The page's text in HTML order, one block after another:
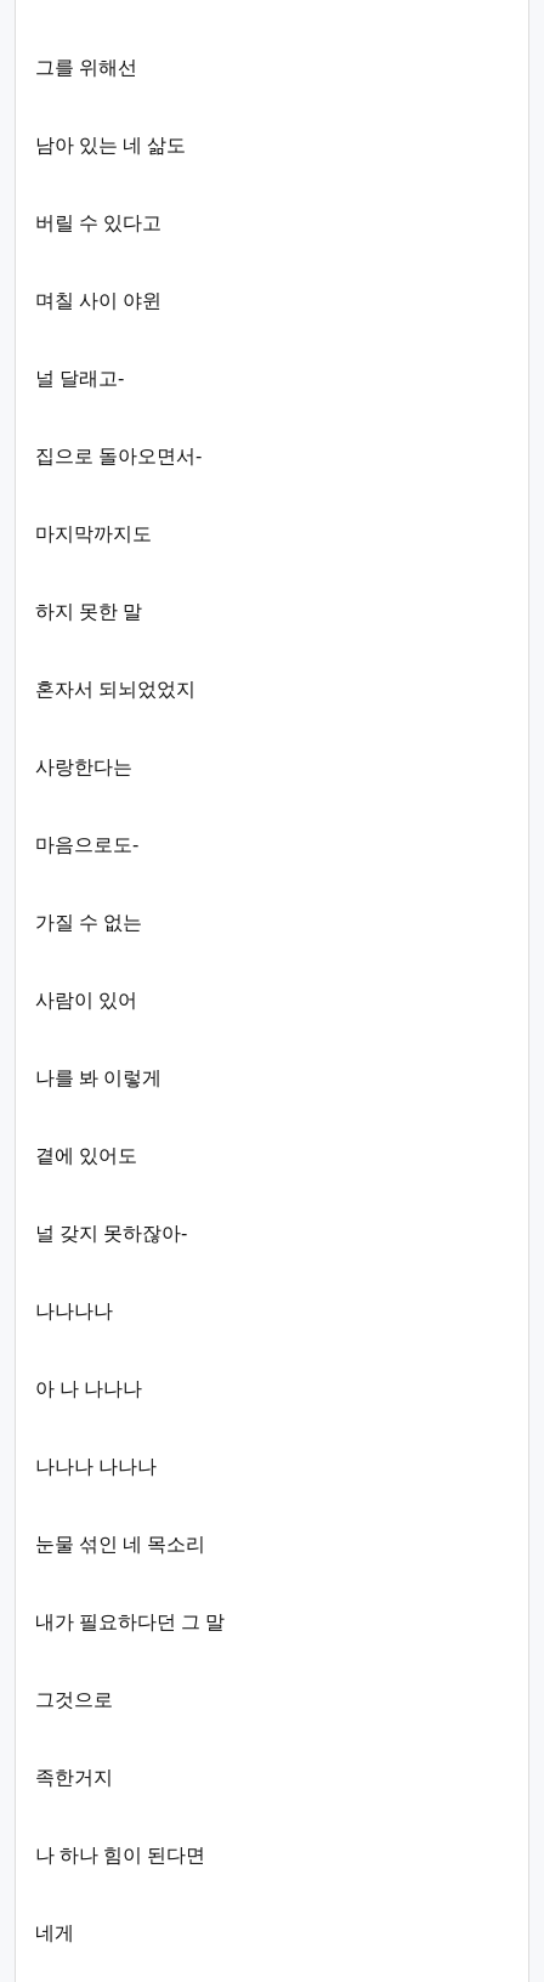
그를 위해선
남아 있는 네 삶도
버릴 수 있다고
며칠 사이 야윈
널 달래고-
집으로 돌아오면서-
마지막까지도
하지 못한 말
혼자서 되뇌었었지
사랑한다는
마음으로도-
가질 수 없는
사람이 있어
나를 봐 이렇게
곁에 있어도
널 갖지 못하잖아-
나나나나
아 나 나나나
나나나 나나나
눈물 섞인 네 목소리
내가 필요하다던 그 말
그것으로
족한거지
나 하나 힘이 된다면
네게